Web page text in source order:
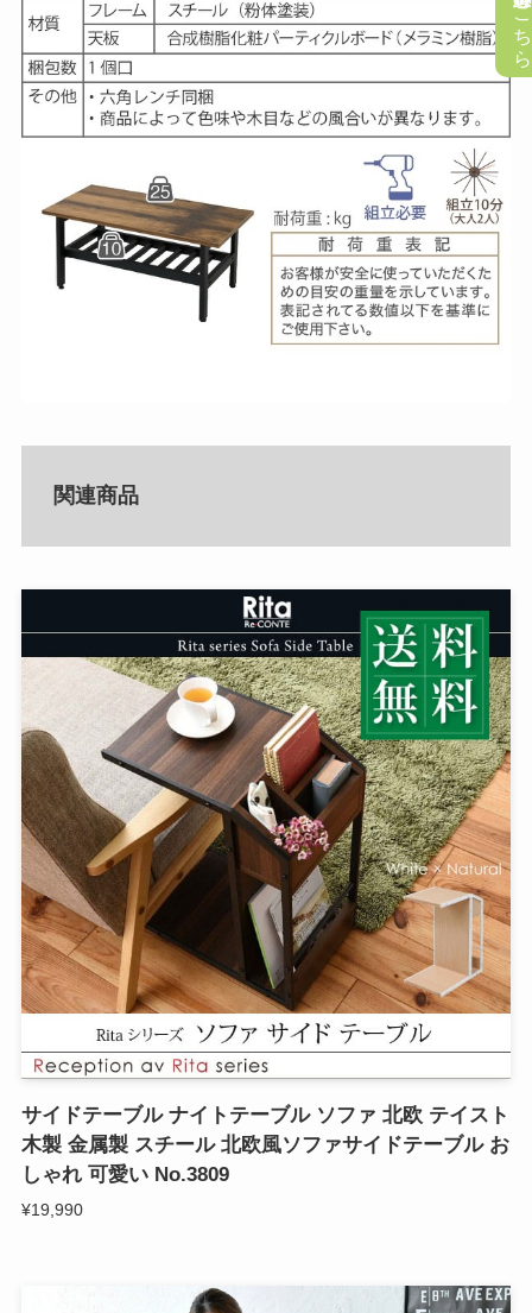
関連商品
サイドテーブル ナイトテーブル ソファ 北欧 テイスト
木製 金属製 スチール 北欧風ソファサイドテーブル お
しゃれ 可愛い No.3809
¥19,990